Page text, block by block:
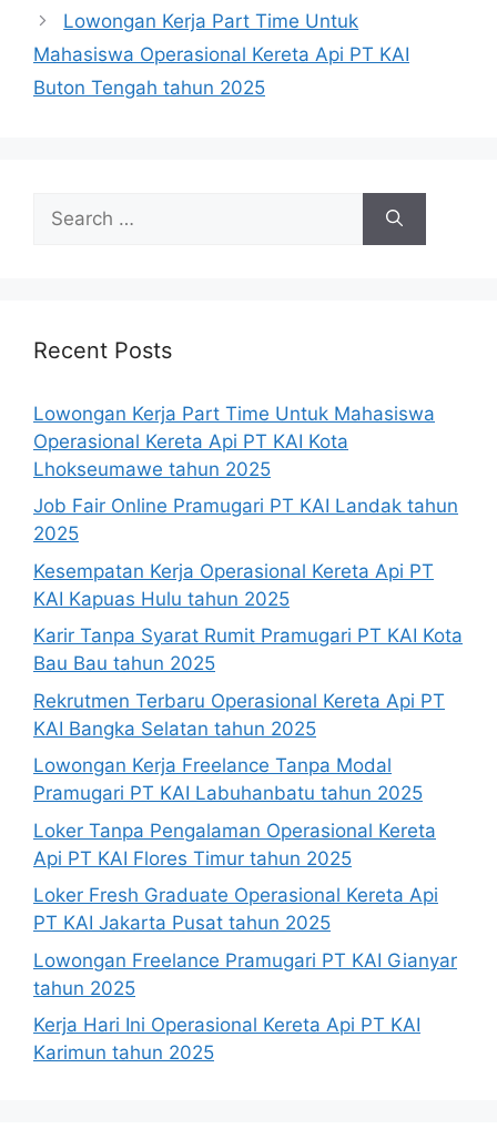
Lowongan Kerja Part Time Untuk
Mahasiswa Operasional Kereta Api PT KAI
Buton Tengah tahun 2025
for:
Recent Posts
Lowongan Kerja Part Time Untuk Mahasiswa
Operasional Kereta Api PT KAI Kota
Lhokseumawe tahun 2025
Job Fair Online Pramugari PT KAI Landak tahun
2025
Kesempatan Kerja Operasional Kereta Api PT
KAI Kapuas Hulu tahun 2025
Karir Tanpa Syarat Rumit Pramugari PT KAI Kota
Bau Bau tahun 2025
Rekrutmen Terbaru Operasional Kereta Api PT
KAI Bangka Selatan tahun 2025
Lowongan Kerja Freelance Tanpa Modal
Pramugari PT KAI Labuhanbatu tahun 2025
Loker Tanpa Pengalaman Operasional Kereta
Api PT KAI Flores Timur tahun 2025
Loker Fresh Graduate Operasional Kereta Api
PT KAI Jakarta Pusat tahun 2025
Lowongan Freelance Pramugari PT KAI Gianyar
tahun 2025
Kerja Hari Ini Operasional Kereta Api PT KAI
Karimun tahun 2025